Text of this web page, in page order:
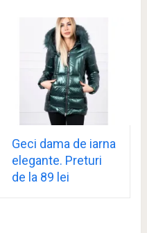
Geci dama de iarna
elegante. Preturi
de la 89 lei